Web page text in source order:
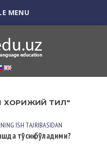
MENU
ХОРИЖИЙ ТИЛ"
ISH TАJRIBАSIDАN
тўсиқ бўладими?